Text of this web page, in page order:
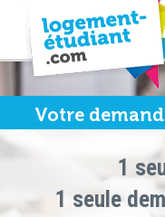
Votre
1
1 seule